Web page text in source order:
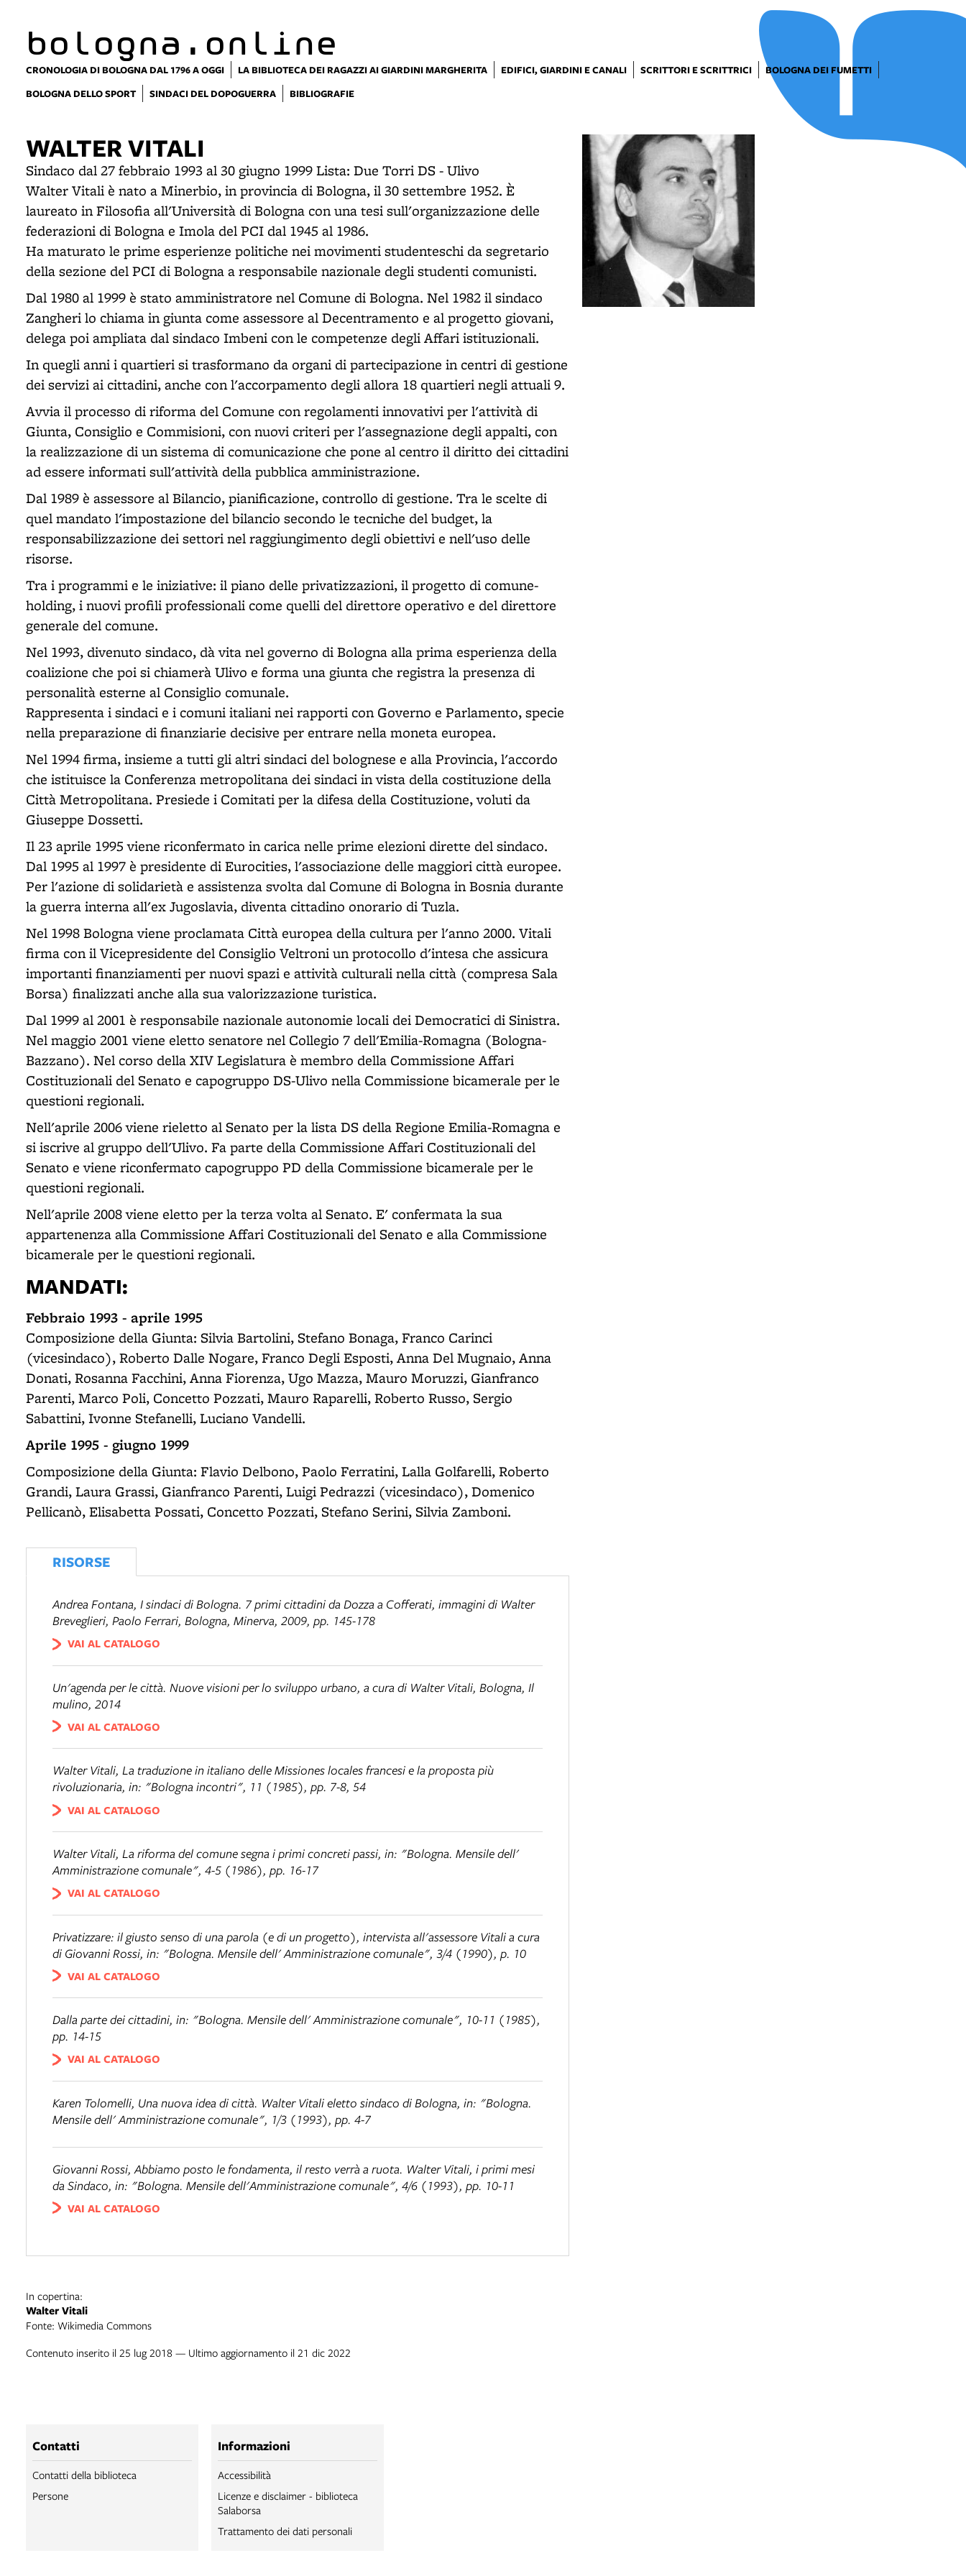
bologna.online
CRONOLOGIA DI BOLOGNA DAL 1796 A OGGI LA BIBLIOTECA DEI RAGAZZI AI GIARDINI MARGHERITA EDIFICI, GIARDINI E CANALI SCRITTORI E SCRITTRICI
BOLOGNA DEI FUMETTI
BOLOGNA DELLO SPORT
SINDACI DEL DOPOGUERRA BIBLIOGRAFIE
WALTER VITALI
Sindaco dal 27 febbraio 1993 al 30 giugno 1999 Lista: Due Torri DS - Ulivo
Walter Vitali è nato a Minerbio, in provincia di Bologna, il 30 settembre 1952. È
laureato in Filosofia all'Università di Bologna con una tesi sull'organizzazione delle
federazioni di Bologna e Imola del PCI dal 1945 al 1986.
Ha maturato le prime esperienze politiche nei movimenti studenteschi da segretario
della sezione del PCI di Bologna a responsabile nazionale degli studenti comunisti.
Dal 1980 al 1999 è stato amministratore nel Comune di Bologna. Nel 1982 il sindaco
Zangheri lo chiama in giunta come assessore al Decentramento e al progetto giovani,
delega poi ampliata dal sindaco Imbeni con le competenze degli Affari istituzionali.
In quegli anni i quartieri si trasformano da organi di partecipazione in centri di gestione
dei servizi ai cittadini, anche con l'accorpamento degli allora 18 quartieri negli attuali 9.
Avvia il processo di riforma del Comune con regolamenti innovativi per l'attività di
Giunta, Consiglio e Commisioni, con nuovi criteri per l'assegnazione degli appalti, con
la realizzazione di un sistema di comunicazione che pone al centro il diritto dei cittadini
ad essere informati sull'attività della pubblica amministrazione.
Dal 1989 è assessore al Bilancio, pianificazione, controllo di gestione. Tra le scelte di
quel mandato l'impostazione del bilancio secondo le tecniche del budget, la
responsabilizzazione dei settori nel raggiungimento degli obiettivi e nell'uso delle
risorse.
Tra i programmi e le iniziative: il piano delle privatizzazioni, il progetto di comune-
holding, i nuovi profili professionali come quelli del direttore operativo e del direttore
generale del comune.
Nel 1993, divenuto sindaco, dà vita nel governo di Bologna alla prima esperienza della
coalizione che poi si chiamerà Ulivo e forma una giunta che registra la presenza di
personalità esterne al Consiglio comunale.
Rappresenta i sindaci e i comuni italiani nei rapporti con Governo e Parlamento, specie
nella preparazione di finanziarie decisive per entrare nella moneta europea.
Nel 1994 firma, insieme a tutti gli altri sindaci del bolognese e alla Provincia, l'accordo
che istituisce la Conferenza metropolitana dei sindaci in vista della costituzione della
Città Metropolitana. Presiede i Comitati per la difesa della Costituzione, voluti da
Giuseppe Dossetti.
Il 23 aprile 1995 viene riconfermato in carica nelle prime elezioni dirette del sindaco.
Dal 1995 al 1997 è presidente di Eurocities, l'associazione delle maggiori città europee.
Per l'azione di solidarietà e assistenza svolta dal Comune di Bologna in Bosnia durante
la guerra interna all'ex Jugoslavia, diventa cittadino onorario di Tuzla.
Nel 1998 Bologna viene proclamata Città europea della cultura per l'anno 2000. Vitali
firma con il Vicepresidente del Consiglio Veltroni un protocollo d'intesa che assicura
importanti finanziamenti per nuovi spazi e attività culturali nella città (compresa Sala
Borsa) finalizzati anche alla sua valorizzazione turistica.
Dal 1999 al 2001 è responsabile nazionale autonomie locali dei Democratici di Sinistra.
Nel maggio 2001 viene eletto senatore nel Collegio 7 dell'Emilia-Romagna (Bologna-
Bazzano). Nel corso della XIV Legislatura è membro della Commissione Affari
Costituzionali del Senato e capogruppo DS-Ulivo nella Commissione bicamerale per le
questioni regionali.
Nell'aprile 2006 viene rieletto al Senato per la lista DS della Regione Emilia-Romagna e
si iscrive al gruppo dell'Ulivo. Fa parte della Commissione Affari Costituzionali del
Senato e viene riconfermato capogruppo PD della Commissione bicamerale per le
questioni regionali.
Nell'aprile 2008 viene eletto per la terza volta al Senato. E' confermata la sua
appartenenza alla Commissione Affari Costituzionali del Senato e alla Commissione
bicamerale per le questioni regionali.
MANDATI:
Febbraio 1993 - aprile 1995
Composizione della Giunta: Silvia Bartolini, Stefano Bonaga, Franco Carinci
(vicesindaco), Roberto Dalle Nogare, Franco Degli Esposti, Anna Del Mugnaio, Anna
Donati, Rosanna Facchini, Anna Fiorenza, Ugo Mazza, Mauro Moruzzi, Gianfranco
Parenti, Marco Poli, Concetto Pozzati, Mauro Raparelli, Roberto Russo, Sergio
Sabattini, Ivonne Stefanelli, Luciano Vandelli.
Aprile 1995 - giugno 1999
Composizione della Giunta: Flavio Delbono, Paolo Ferratini, Lalla Golfarelli, Roberto
Grandi, Laura Grassi, Gianfranco Parenti, Luigi Pedrazzi (vicesindaco), Domenico
Pellicanò, Elisabetta Possati, Concetto Pozzati, Stefano Serini, Silvia Zamboni.
RISORSE
Andrea Fontana, I sindaci di Bologna. 7 primi cittadini da Dozza a Cofferati, immagini di Walter
Breveglieri, Paolo Ferrari, Bologna, Minerva, 2009, pp. 145-178
VAI AL CATALOGO
Un'agenda per le città. Nuove visioni per lo sviluppo urbano, a cura di Walter Vitali, Bologna, Il
mulino, 2014
VAI AL CATALOGO
Walter Vitali, La traduzione in italiano delle Missiones locales francesi e la proposta più
rivoluzionaria, in: "Bologna incontri", 11 (1985), pp. 7-8, 54
VAI AL CATALOGO
Walter Vitali, La riforma del comune segna i primi concreti passi, in: "Bologna. Mensile dell'
Amministrazione comunale", 4-5 (1986), pp. 16-17
VAI AL CATALOGO
Privatizzare: il giusto senso di una parola (e di un progetto), intervista all'assessore Vitali a cura
di Giovanni Rossi, in: "Bologna. Mensile dell' Amministrazione comunale", 3/4 (1990), p. 10
VAI AL CATALOGO
Dalla parte dei cittadini, in: "Bologna. Mensile dell' Amministrazione comunale", 10-11 (1985),
pp. 14-15
VAI AL CATALOGO
Karen Tolomelli, Una nuova idea di città. Walter Vitali eletto sindaco di Bologna, in: "Bologna.
Mensile dell' Amministrazione comunale", 1/3 (1993), pp. 4-7
Giovanni Rossi,Abbiamo posto le fondamenta, il resto verrà a ruota. Walter Vitali, i primi mesi
da Sindaco, in: "Bologna. Mensile dell'Amministrazione comunale", 4/6 (1993), pp. 10-11
VAI AL CATALOGO
In copertina:
Walter Vitali
Fonte: Wikimedia Commons
Contenuto inserito il 25 lug 2018 — Ultimo aggiornamento il 21 dic 2022
Contatti
Contatti della biblioteca
Persone
Informazioni
Accessibilità
Licenze e disclaimer - biblioteca
Salaborsa
Trattamento dei dati personali